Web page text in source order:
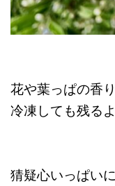
花や葉っぱの香
冷凍しても残る
猜疑心いっぱい